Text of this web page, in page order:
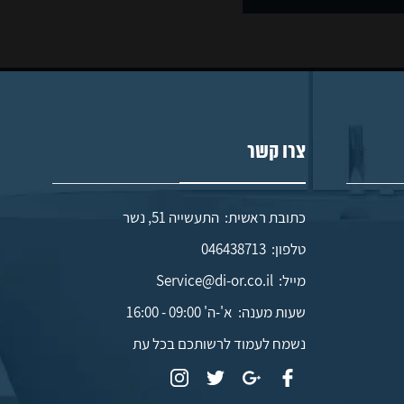
צרו קשר
כתובת ראשית: התעשייה 51, נשר
טלפון: 046438713
מייל: Service@di-or.co.il
שעות מענה: א'-ה' 09:00 - 16:00
נשמח לעמוד לרשותכם בכל עת